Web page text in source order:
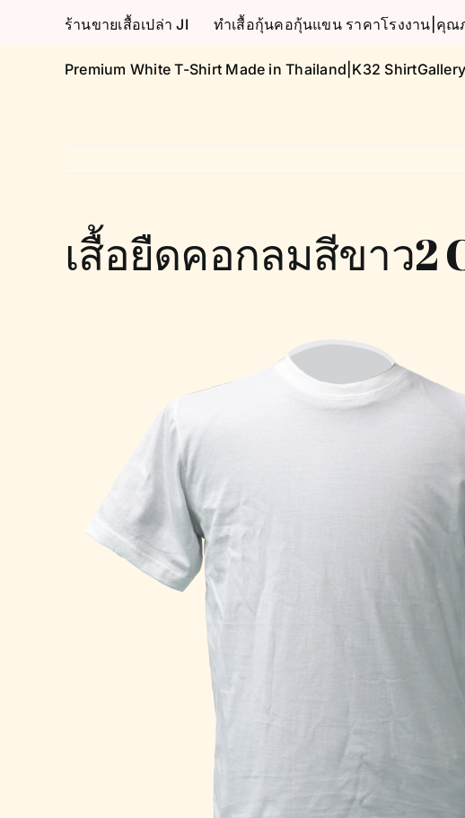
ร้านขายเสื้อเปล่า JI ทำเสื้อกุ้นคอกุ้นแขน ราคาโรงงาน|คุ
Premium White T-Shirt Made in Thailand|K32
เสื้อยืดคอกลมสีขาว2